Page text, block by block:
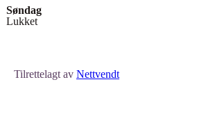
Søndag
Lukket
Tilrettelagt av Nettvendt